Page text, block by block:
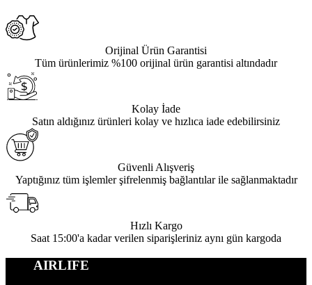
Orijinal Ürün Garantisi
Tüm ürünlerimiz %100 orijinal ürün garantisi altındadır
Kolay İade
Satın aldığınız ürünleri kolay ve hızlıca iade edebilirsiniz
Güvenli Alışveriş
Yaptığınız tüm işlemler şifrelenmiş bağlantılar ile sağlanmaktadır
Hızlı Kargo
Saat 15:00'a kadar verilen siparişleriniz aynı gün kargoda
AIRLIFE